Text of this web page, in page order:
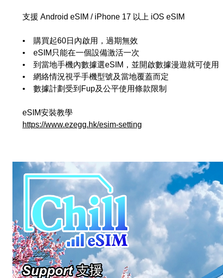
支援 Android eSIM / iPhone 17 以上 iOS eSIM
• 購買起60日內啟用，過期無效
• eSIM只能在一個設備激活一次
• 到當地手機內數據選eSIM，並開啟數據漫遊就可使用
• 網絡情況視乎手機型號及當地覆蓋而定
• 數據計劃受到Fup及公平使用條款限制
eSIM安裝教學
https://www.ezegg.hk/esim-setting